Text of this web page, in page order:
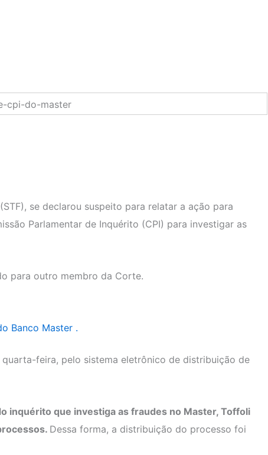
se declarou suspeito para relatar a ação para
Parlamentar de Inquérito (CPI) para investigar as
para outro membro da Corte.
Banco Master .
quarta-feira, pelo sistema eletrônico de distribuição de
inquérito que investiga as fraudes no Master, Toffoli
Dessa forma, a distribuição do processo foi